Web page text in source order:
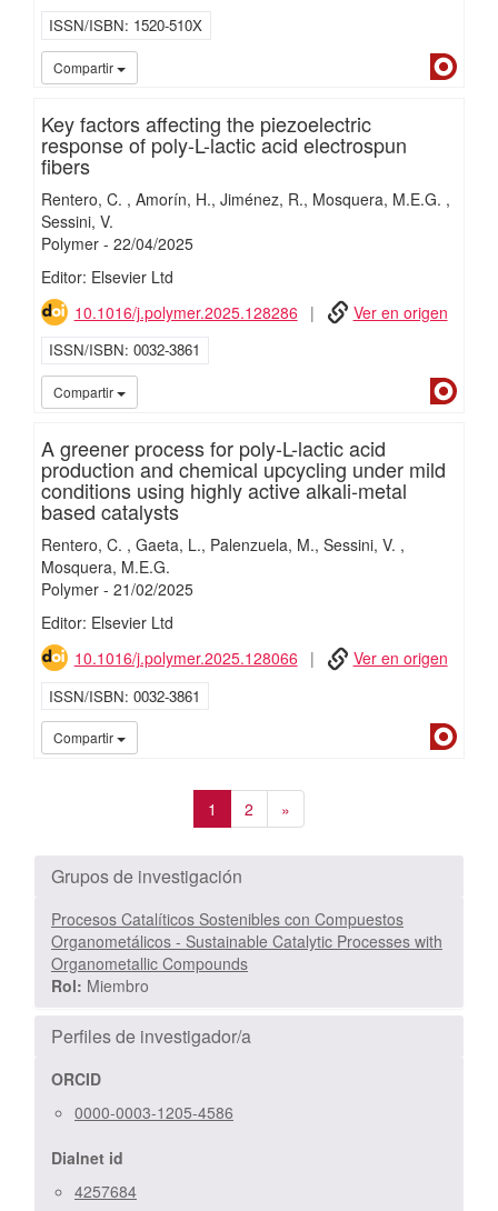
ISSN/ISBN 1520-510X
Compartir
Key factors affecting the piezoelectric
response of poly-L-lactic acid electrospun
fibers
Rentero, C. Amorín, H. Jiménez, R. Mosquera, M.E.G.
Sessini, V.
Polymer- 22/04/2025
Editor: Elsevier Ltd
10.1016/j.polymer.2025.128286
Ver en origen
ISSN/ISBN 0032-3861
Compartir
A greener process for poly-L-lactic acid
production and chemical upcycling under mild
conditions using highly active alkali-metal
based catalysts
Rentero, C. Gaeta, L. Palenzuela, M. Sessini, V.
Mosquera, M.E.G.
Polymer- 21/02/2025
Editor: Elsevier Ltd
10.1016/j.polymer.2025.128066
Ver en origen
ISSN/ISBN 0032-3861
Compartir
1 2 »
Grupos de investigación
Procesos Catalíticos Sostenibles con Compuestos
Organometálicos - Sustainable Catalytic Processes with
Organometallic Compounds
Rol: Miembro
Perfiles de investigador/a
ORCID
0000-0003-1205-4586
Dialnet id
4257684